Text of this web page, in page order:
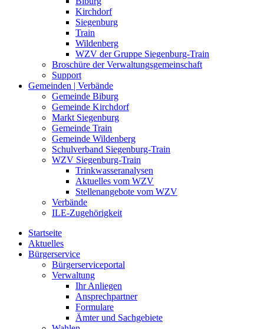
Kirchdorf
Siegenburg
Train
Wildenberg
WZV der Gruppe Siegenburg-Train
Broschüre der Verwaltungsgemeinschaft
Support
Gemeinden | Verbände
Gemeinde Biburg
Gemeinde Kirchdorf
Markt Siegenburg
Gemeinde Train
Gemeinde Wildenberg
Schulverband Siegenburg-Train
WZV Siegenburg-Train
Trinkwasseranalysen
Aktuelles vom WZV
Stellenangebote vom WZV
Verbände
ILE-Zugehörigkeit
Startseite
Aktuelles
Bürgerservice
Bürgerserviceportal
Verwaltung
Ihr Anliegen
Ansprechpartner
Formulare
Ämter und Sachgebiete